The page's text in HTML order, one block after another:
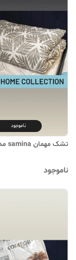
ناموجود
تشک مهمان samina مدل طبی vip
ناموجود